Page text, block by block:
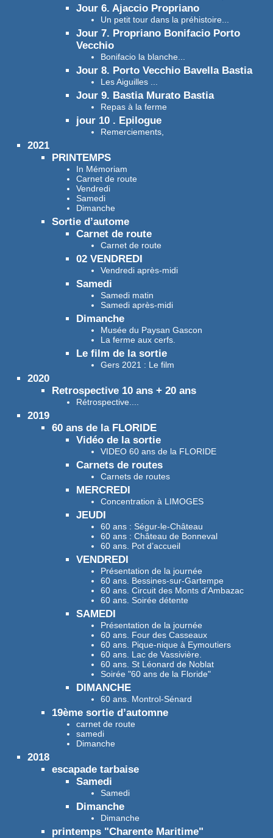
Jour 6. Ajaccio Propriano
Un petit tour dans la préhistoire...
Jour 7. Propriano Bonifacio Porto
Vecchio
Bonifacio la blanche...
Jour 8. Porto Vecchio Bavella Bastia
Les Aiguilles ...
Jour 9. Bastia Murato Bastia
Repas à la ferme
jour 10 . Epilogue
Remerciements,
2021
PRINTEMPS
In Mémoriam
Carnet de route
Vendredi
Samedi
Dimanche
Sortie d’autome
Carnet de route
Carnet de route
02 VENDREDI
Vendredi après-midi
Samedi
Samedi matin
Samedi après-midi
Dimanche
Musée du Paysan Gascon
La ferme aux cerfs.
Le film de la sortie
Gers 2021 : Le film
2020
Retrospective 10 ans + 20 ans
Rétrospective....
2019
60 ans de la FLORIDE
Vidéo de la sortie
VIDEO 60 ans de la FLORIDE
Carnets de routes
Carnets de routes
MERCREDI
Concentration à LIMOGES
JEUDI
60 ans : Ségur-le-Château
60 ans : Château de Bonneval
60 ans. Pot d’accueil
VENDREDI
Présentation de la journée
60 ans. Bessines-sur-Gartempe
60 ans. Circuit des Monts d’Ambazac
60 ans. Soirée détente
SAMEDI
Présentation de la journée
60 ans. Four des Casseaux
60 ans. Pique-nique à Eymoutiers
60 ans. Lac de Vassivière.
60 ans. St Léonard de Noblat
Soirée "60 ans de la Floride"
DIMANCHE
60 ans. Montrol-Sénard
19ème sortie d’automne
carnet de route
samedi
Dimanche
2018
escapade tarbaise
Samedi
Samedi
Dimanche
Dimanche
printemps "Charente Maritime"